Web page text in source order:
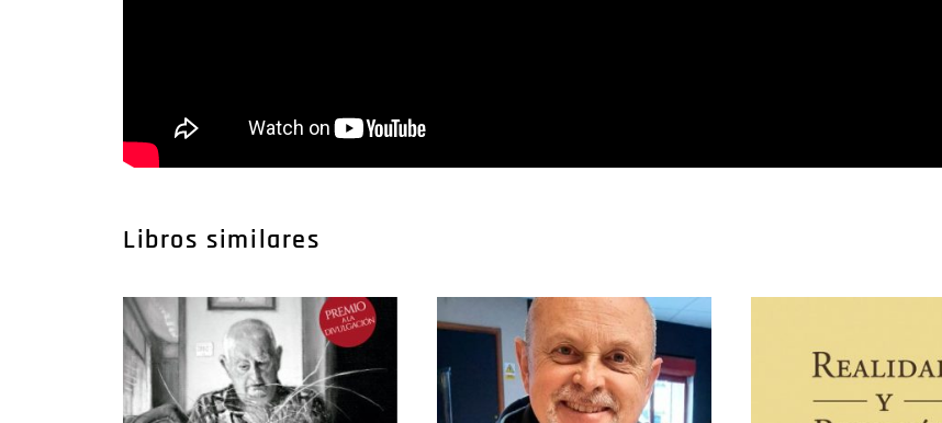
Libros similares